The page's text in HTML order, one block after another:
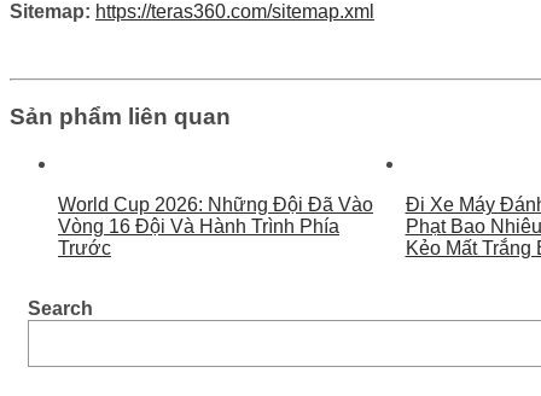
Sitemap: https://teras360.com/sitemap.xml
Sản phẩm liên quan
World Cup 2026: Những Đội Đã Vào
Vòng 16 Đội Và Hành Trình Phía
Trước
Đi Xe Máy
Phạt Bao
Kẻo Mất Trắng
Search